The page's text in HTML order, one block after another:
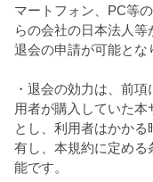
マートフォン、PC等
らの会社の日本法人等
退会の申請が可能とな
・退会の効力は、前
用者が購入していた
とし、利用者はかか
有し、本規約に定め
能です。